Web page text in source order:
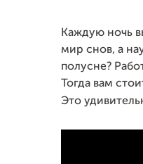
Каждую ночь
мир снов, а
полусне?
Тогда вам
Это